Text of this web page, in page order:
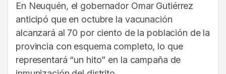
En Neuquén, el gobernador Omar Gutiérrez
anticipó que en octubre la vacunación
alcanzará al 70 por ciento de la población de la
provincia con esquema completo, lo que
representará “un hito” en la campaña de